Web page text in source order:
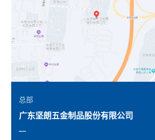
总部
广东坚朗五金制品股份有限公司